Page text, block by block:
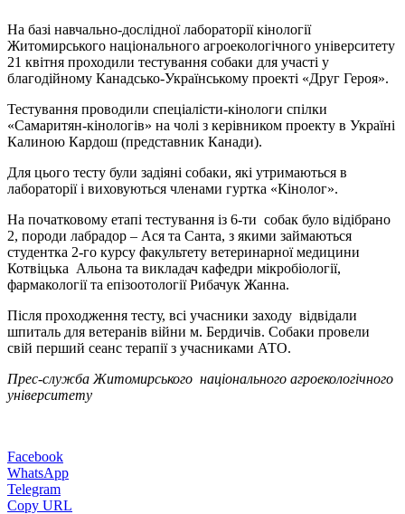
На базі навчально-дослідної лабораторії кінології
Житомирського національного агроекологічного університету
21 квітня проходили тестування собаки для участі у
благодійному Канадсько-Українському проекті «Друг Героя».
Тестування проводили спеціалісти-кінологи спілки
«Самаритян-кінологів» на чолі з керівником проекту в Україні
Калиною Кардош (представник Канади).
Для цього тесту були задіяні собаки, які утримаються в
лабораторії і виховуються членами гуртка «Кінолог».
На початковому етапі тестування із 6-ти собак було відібрано
2, породи лабрадор – Ася та Санта, з якими займаються
студентка 2-го курсу факультету ветеринарної медицини
Котвіцька Альона та викладач кафедри мікробіології,
фармакології та епізоотології Рибачук Жанна.
Після проходження тесту, всі учасники заходу відвідали
шпиталь для ветеранів війни м. Бердичів. Собаки провели
свій перший сеанс терапії з учасниками АТО.
Прес-служба Житомирського національного агроекологічного
університету
Facebook
WhatsApp
Telegram
Copy URL